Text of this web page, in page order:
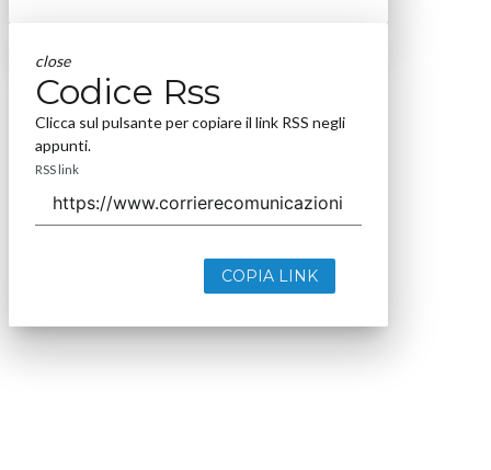
close
Codice Rss
Clicca sul pulsante per copiare il link RSS negli
appunti.
RSS link
COPIA LINK